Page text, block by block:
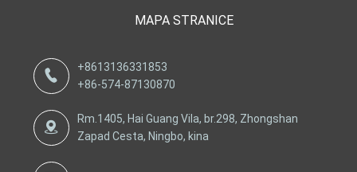
MAPA STRANICE
+8613136331853
+86-574-87130870
Rm.1405, Hai Guang Vila, br.298, Zhongshan
Zapad Cesta, Ningbo, kina